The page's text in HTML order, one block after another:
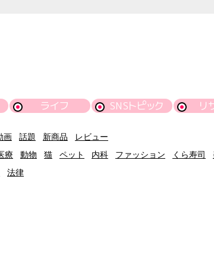
ライフ SNSトピック リ
画 話題 新商品
レビュー
療 動物 猫 ペット 内科 ファッション くら寿司
法律